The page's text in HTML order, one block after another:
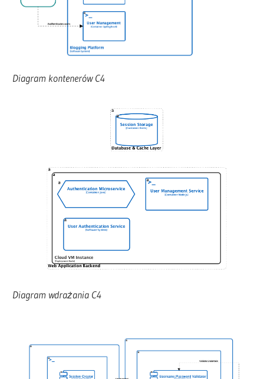
Diagram kontenerów C4
Diagram wdrażania C4